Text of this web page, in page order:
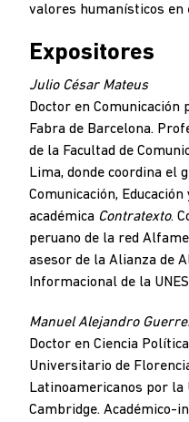
valores humanísticos en
Expositores
Julio César Mateus
Doctor en
Fabra de Barcelona.
de la Facultad de
Lima, donde coordina el
Comunicación,
académica Contratexto.
peruano de la red
asesor de la Alianza de
Informacional de la
Manuel Alejandro
Doctor en Ciencia
Universitario de
Latinoamericanos por la
Cambridge. Académico-